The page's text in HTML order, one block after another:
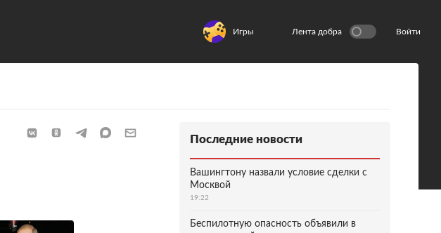
Игры Лента добра Войти
Последние новости
Вашингтону назвали условие сделки с
Москвой
19:22
Беспилотную опасность объявили в